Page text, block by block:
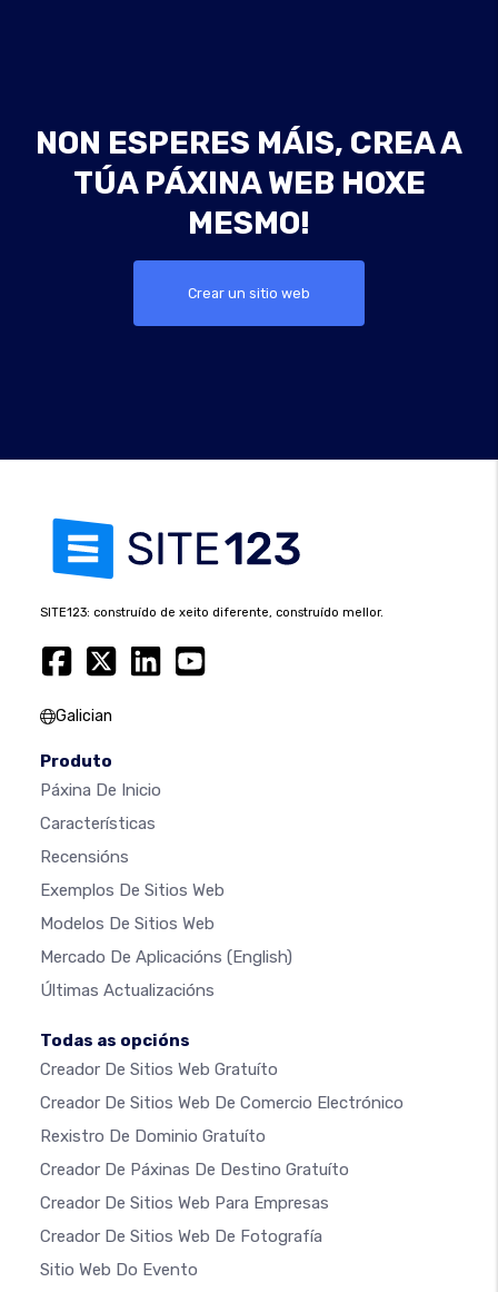
NON ESPERES MÁIS, CREA A
TÚA PÁXINA WEB HOXE
MESMO!
Crear un sitio web
SITE123: construído de xeito diferente, construído mellor.
Galician
Produto
Páxina De Inicio
Características
Recensións
Exemplos De Sitios Web
Modelos De Sitios Web
Mercado De Aplicacións (English)
Últimas Actualizacións
Todas as opcións
Creador De Sitios Web Gratuíto
Creador De Sitios Web De Comercio Electrónico
Rexistro De Dominio Gratuíto
Creador De Páxinas De Destino Gratuíto
Creador De Sitios Web Para Empresas
Creador De Sitios Web De Fotografía
Sitio Web Do Evento